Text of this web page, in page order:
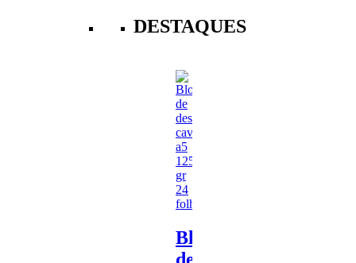
DESTAQUES
Bloco
de